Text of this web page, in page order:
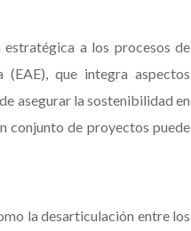
a los procesos de
que integra aspectos
asegurar la sostenibilidad en
conjunto de proyectos puede
la desarticulación entre los